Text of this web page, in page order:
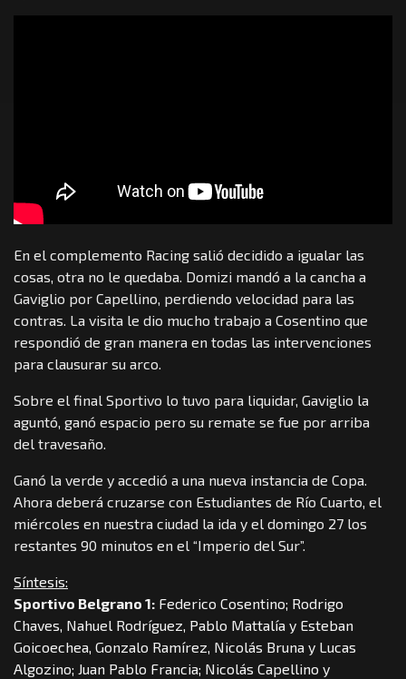
En el complemento Racing salió decidido a igualar las
cosas, otra no le quedaba. Domizi mandó a la cancha a
Gaviglio por Capellino, perdiendo velocidad para las
contras. La visita le dio mucho trabajo a Cosentino que
respondió de gran manera en todas las intervenciones
para clausurar su arco.
Sobre el final Sportivo lo tuvo para liquidar, Gaviglio la
aguntó, ganó espacio pero su remate se fue por arriba
del travesaño.
Ganó la verde y accedió a una nueva instancia de Copa.
Ahora deberá cruzarse con Estudiantes de Río Cuarto, el
miércoles en nuestra ciudad la ida y el domingo 27 los
restantes 90 minutos en el “Imperio del Sur”.
Síntesis:
Sportivo Belgrano 1: Federico Cosentino; Rodrigo
Chaves, Nahuel Rodríguez, Pablo Mattalía y Esteban
Goicoechea, Gonzalo Ramírez, Nicolás Bruna y Lucas
Algozino; Juan Pablo Francia; Nicolás Capellino y